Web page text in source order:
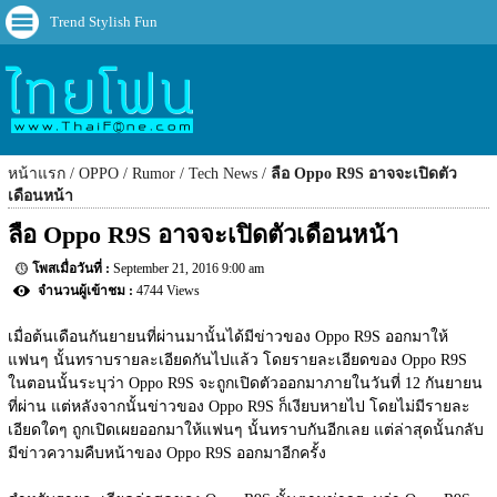
Trend Stylish Fun
หน้าแรก OPPO Rumor Tech News
ลือ Oppo R9S อาจจะเปิดตัว
เดือนหน้า
ลือ Oppo R9S อาจจะเปิดตัวเดือนหน้า
September 21, 2016 9:00 am
4744 Views
เมื่อต้นเดือนกันยายนที่ผ่านมานั้นได้มีข่าวของ Oppo R9S ออกมาให้
แฟนๆ นั้นทราบรายละเอียดกันไปแล้ว โดยรายละเอียดของ Oppo R9S
ในตอนนั้นระบุว่า Oppo R9S จะถูกเปิดตัวออกมาภายในวันที่ 12 กันยายน
ที่ผ่าน แต่หลังจากนั้นข่าวของ Oppo R9S ก็เงียบหายไป โดยไม่มีรายละ
เอียดใดๆ ถูกเปิดเผยออกมาให้แฟนๆ นั้นทราบกันอีกเลย แต่ล่าสุดนั้นกลับ
มีข่าวความคืบหน้าของ Oppo R9S ออกมาอีกครั้ง